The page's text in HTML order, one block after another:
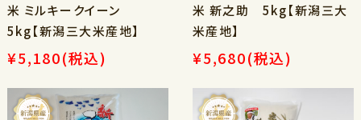
米 ミルキークイーン
5kg【新潟三大米産地】
¥5,180(税込)
米 新之助 5kg【新潟三大
米産地】
¥5,680(税込)